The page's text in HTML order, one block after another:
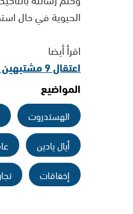
الحيوية في حال
اقرأ أيضا
اعتقال 9 مشتبهين في النقب ضمن حملة بن غفير "نظام جديد"
المواضيع
الهستدروت
أيال يادين
إخفاقات